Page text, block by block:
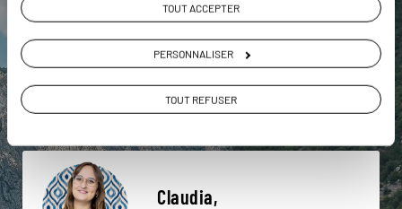
TOUT ACCEPTER
PERSONNALISER
TOUT REFUSER
Gjirokastër Lac d'Ohrid Place Skanderbeg
Korçë Château de Gjirokastër
Claudia,